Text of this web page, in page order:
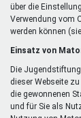
über die
Verwendung vom
werden können
Einsatz von
Die
dieser Webseite
die gewonnenen
und für Sie als